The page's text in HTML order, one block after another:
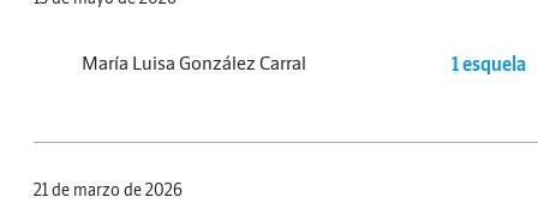
María Luisa González Carral 1 esquela
21 de marzo de 2026